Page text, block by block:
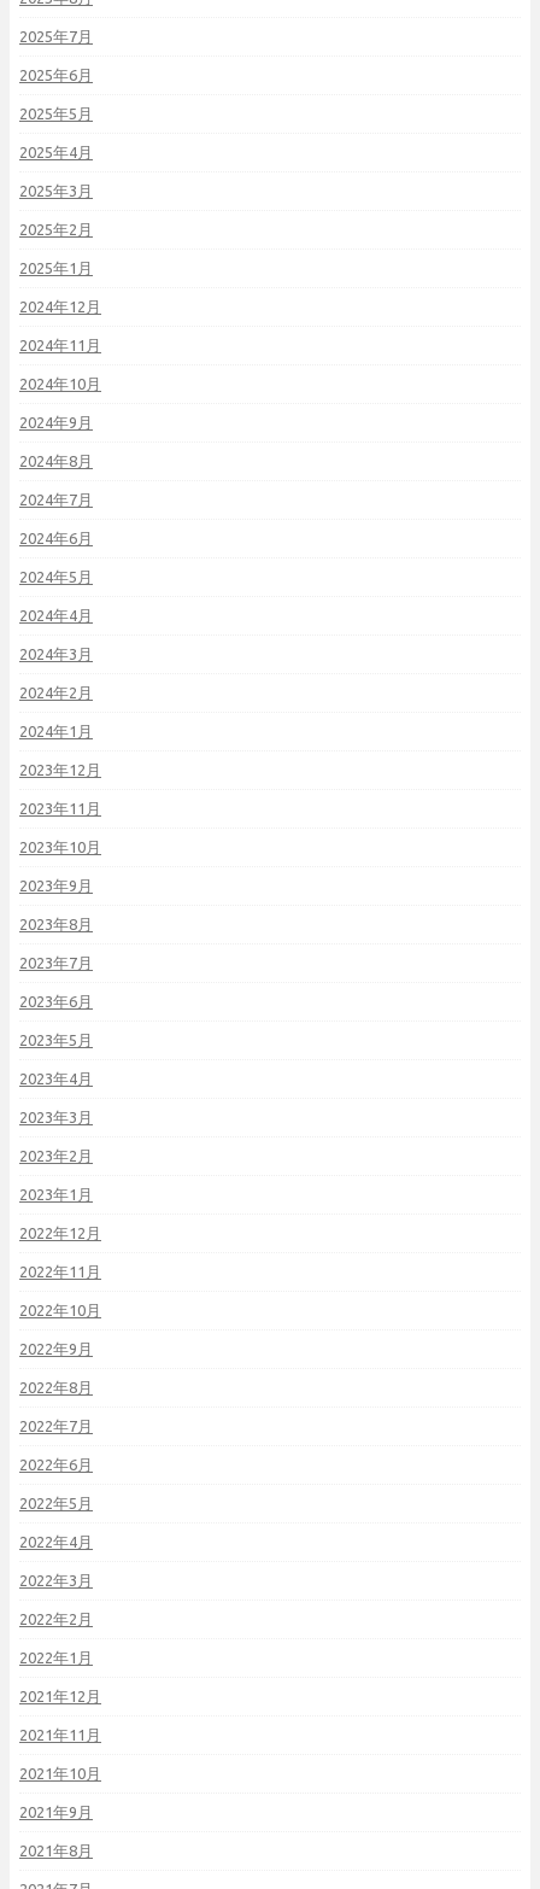
2025年7月
2025年6月
2025年5月
2025年4月
2025年3月
2025年2月
2025年1月
2024年12月
2024年11月
2024年10月
2024年9月
2024年8月
2024年7月
2024年6月
2024年5月
2024年4月
2024年3月
2024年2月
2024年1月
2023年12月
2023年11月
2023年10月
2023年9月
2023年8月
2023年7月
2023年6月
2023年5月
2023年4月
2023年3月
2023年2月
2023年1月
2022年12月
2022年11月
2022年10月
2022年9月
2022年8月
2022年7月
2022年6月
2022年5月
2022年4月
2022年3月
2022年2月
2022年1月
2021年12月
2021年11月
2021年10月
2021年9月
2021年8月